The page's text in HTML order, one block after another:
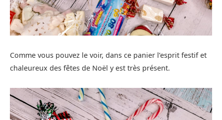
Comme vous pouvez le voir, dans ce panier l’esprit festif et
chaleureux des fêtes de Noël y est très présent.